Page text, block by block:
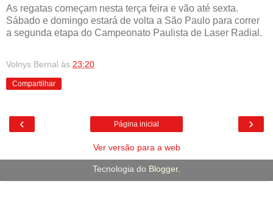
As regatas começam nesta terça feira e vão até sexta.
Sábado e domingo estará de volta a São Paulo para correr
a segunda etapa do Campeonato Paulista de Laser Radial.
Volnys Bernal às 23:20
Compartilhar
‹ ›
Página inicial
Ver versão para a web
Tecnologia do Blogger.